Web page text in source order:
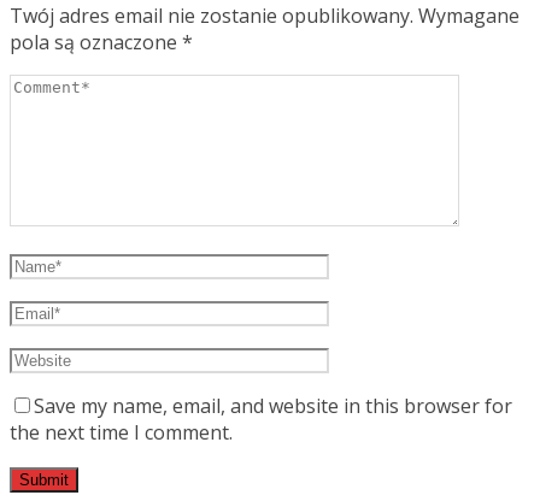
Twój adres email nie zostanie opublikowany. Wymagane
pola są oznaczone *
Save my name, email, and website in this browser for
the next time I comment.